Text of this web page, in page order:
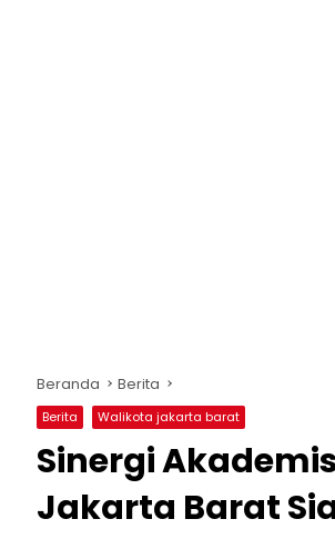
Beranda Berita
Berita Walikota jakarta barat
Sinergi
Jakarta Barat